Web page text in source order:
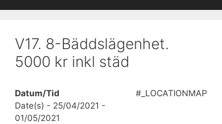
V17. 8-Bäddslägenhet.
5000 kr inkl städ
#_LOCATIONMAP
Datum/Tid
Date(s) - 25/04/2021 -
01/05/2021